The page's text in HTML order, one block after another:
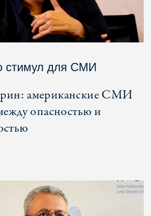
стимул для СМИ
американские СМИ
опасностью и